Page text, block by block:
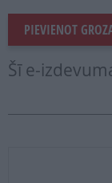
PIEVIENOT
Šī e-